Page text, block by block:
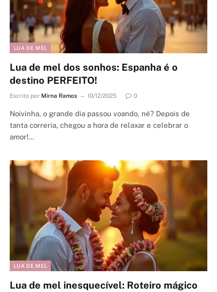
LUA DE MEL
Lua de mel dos sonhos: Espanha é o
destino PERFEITO!
Escrito por Mirna Ramos 10/12/2025 0
Noivinha, o grande dia passou voando, né? Depois de
tanta correria, chegou a hora de relaxar e celebrar o
amor!…
LUA DE MEL
Lua de mel inesquecível: Roteiro mágico